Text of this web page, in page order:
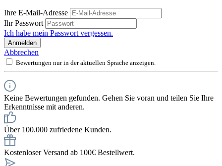
Ihre E-Mail-Adresse
Ihr Passwort
Ich habe mein Passwort vergessen.
Anmelden
Abbrechen
Bewertungen nur in der aktuellen Sprache anzeigen.
Keine Bewertungen gefunden. Gehen Sie voran und teilen Sie Ihre
Erkenntnisse mit anderen.
Über 100.000 zufriedene Kunden.
Kostenloser Versand ab 100€ Bestellwert.